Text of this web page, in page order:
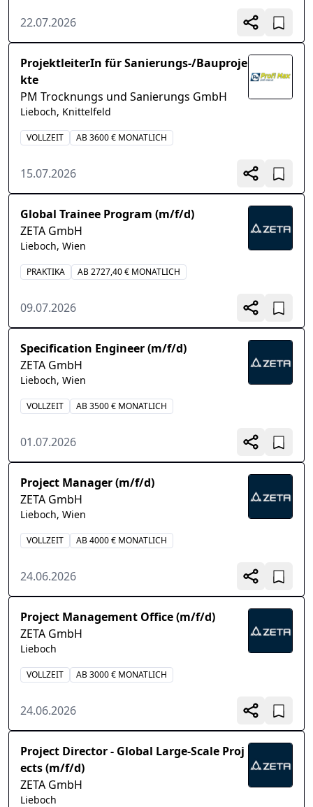
22.07.2026
ProjektleiterIn für Sanierungs-/Bauproje
kte
PM Trocknungs und Sanierungs GmbH
Lieboch, Knittelfeld
VOLLZEIT AB 3600 € MONATLICH
15.07.2026
Global Trainee Program (m/f/d)
ZETA GmbH
Lieboch, Wien
PRAKTIKA AB 2727,40 € MONATLICH
09.07.2026
Specification Engineer (m/f/d)
ZETA GmbH
Lieboch, Wien
VOLLZEIT AB 3500 € MONATLICH
01.07.2026
Project Manager (m/f/d)
ZETA GmbH
Lieboch, Wien
VOLLZEIT AB 4000 € MONATLICH
24.06.2026
Project Management Office (m/f/d)
ZETA GmbH
Lieboch
VOLLZEIT AB 3000 € MONATLICH
24.06.2026
Project Director - Global Large-Scale Proj
ects (m/f/d)
ZETA GmbH
Lieboch